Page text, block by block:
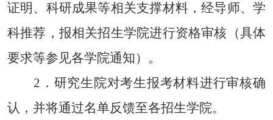
证明、科研成果等相关支撑材料，经导师、学
科推荐，报相关招生学院进行资格审核（具体
要求等参见各学院通知）。
2 ． 研究生院对考生报考材料进行审核确
认，并将通过名单反馈至各招生学院。